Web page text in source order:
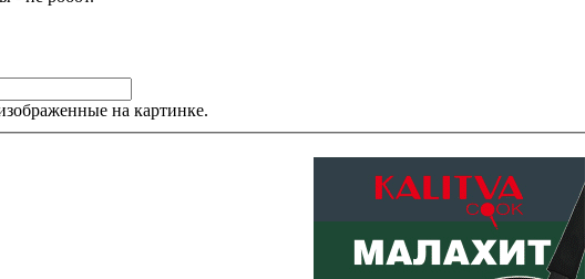
на картинке.